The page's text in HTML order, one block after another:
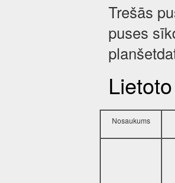
Trešās
puses
Nosaukums